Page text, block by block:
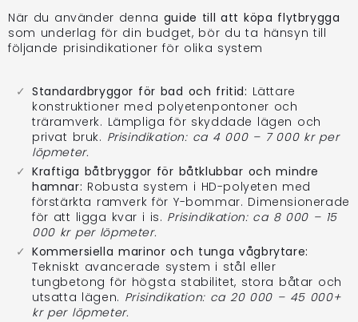
När du använder denna guide till att köpa flytbrygga
som underlag för din budget, bör du ta hänsyn till
följande prisindikationer för olika system
Standardbryggor för bad och fritid: Lättare
konstruktioner med polyetenpontoner och
träramverk. Lämpliga för skyddade lägen och
privat bruk. Prisindikation: ca 4 000 – 7 000 kr per
löpmeter.
Kraftiga båtbryggor för båtklubbar och mindre
hamnar: Robusta system i HD-polyeten med
förstärkta ramverk för Y-bommar. Dimensionerade
för att ligga kvar i is. Prisindikation: ca 8 000 – 15
000 kr per löpmeter.
Kommersiella marinor och tunga vågbrytare:
Tekniskt avancerade system i stål eller
tungbetong för högsta stabilitet, stora båtar och
utsatta lägen. Prisindikation: ca 20 000 – 45 000+
kr per löpmeter.